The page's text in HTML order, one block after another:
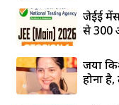
जेईई मेंस
से 300
जया
होना